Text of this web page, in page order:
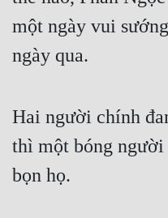
một ngày vui
ngày qua.
Hai người chính
thì một bóng
bọn họ.